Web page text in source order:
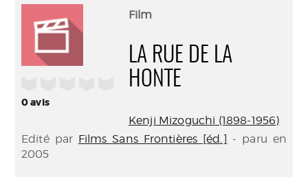
0avis
Film
LA RUE DE LA
HONTE
Kenji Mizoguchi (1898-1956)
Edité par Films Sans Frontières [éd.] - paru en
2005